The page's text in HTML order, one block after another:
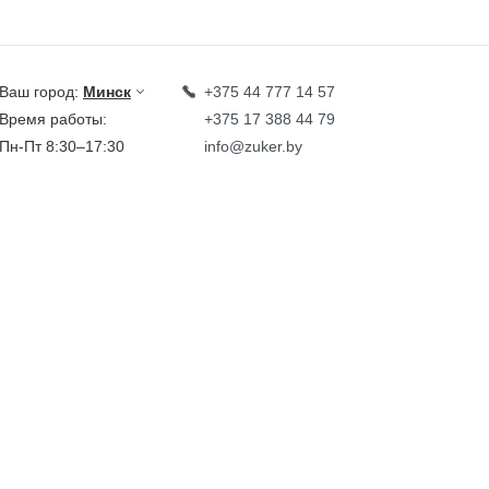
Ваш город: Минск
Время работы:
Пн-Пт 8:30–17:30
+375 44 777 14 57
+375 17 388 44 79
info@zuker.by